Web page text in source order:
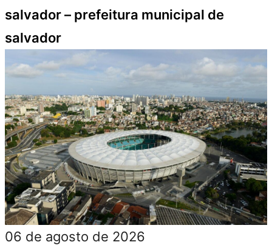
salvador – prefeitura municipal de
salvador
06 de agosto de 2026